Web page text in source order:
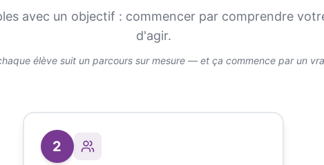
avec un objectif : commencer par comprendre
d'agir.
élève suit un parcours sur mesure — et ça commence par un
2